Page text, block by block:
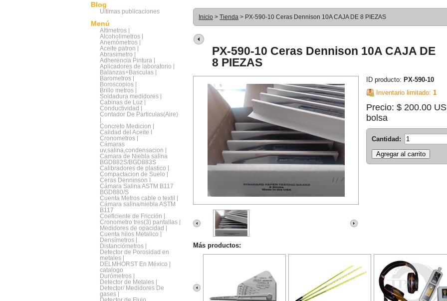
Blog
Últimas publicaciones
Menú
Altimetros |
Alcoholimetros |
Anemómetros |
Aceite patron |
Abrasimetro |
Adherencia Pintura |
Aplicadores de laboratorio |
Balanzas+Basculas |
Barometros |
Boroscopios |
Brillo metros |
Soldadura medidores |
Cabinas de Luz |
Conductividad |
Contador De Particulas(Aire)
Concreto Medicion |
Calidad del Aceite I
Cronometros |
Cámaras
uv,salina,condensacion |
Camara de Niebla salina
BGD882S/BGD883S
Calibradores de plastico |
Compactacion de Suelo |
Ceras Denninson I
Cámara Salina ASTM B117
BGD880/S
Cuenta Metros cable o textil |
Cámara salina/niebla ASTM
B117
Coeficiente de Fricción |
Cronometro tres(3) pantallas |
Medidores de opacidad |
Cuenta hilos Metalico |
Densímetros |
Distanciómetros |
Detector de Porosidad en
metales |
DELMHORST En México |
catalogo
Durómetros |
Detector de Metales |
Detector/ Medidores De
gases |
Inicio > Tienda > PX-590-10 Ceras Dennison 10A CAJA DE 8 PIEZAS
PX-590-10 Ceras Dennison 10A CAJA DE
8 PIEZAS
ID producto: PX-590-10
Inventario limitado: 1
Precio: $ 200.00
bolsa
Cantidad:
Más productos: